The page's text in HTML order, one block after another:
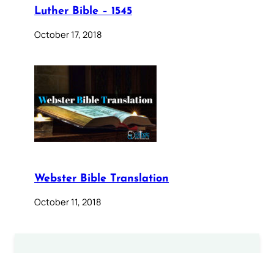
Luther Bible – 1545
October 17, 2018
Webster Bible Translation
October 11, 2018